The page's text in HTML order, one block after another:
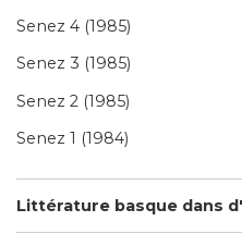
Senez 4 (1985)
Senez 3 (1985)
Senez 2 (1985)
Senez 1 (1984)
Littérature basque dans